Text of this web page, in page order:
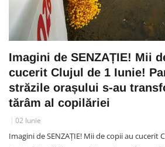
Imagini de SENZAȚIE! Mii
cucerit Clujul de 1 Iunie!
străzile orașului s-au
tărâm al copilăriei
02 Iunie
Imagini de SENZAȚIE! Mii de copii au cucerit